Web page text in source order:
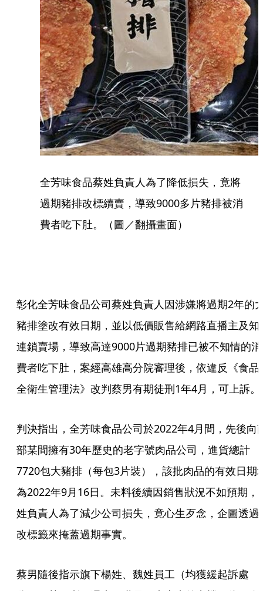
全芳味食品蔡姓負責人為了降低損失，竟將
過期豬排改標續賣，導致9000多片豬排被消
費者吃下肚。（圖／翻攝畫面）
彰化全芳味食品公司蔡姓負責人因涉嫌將過期2年的
豬排塗改有效日期，並以低價販售給網路直播主及知
連鎖賣場，導致高達9000片過期豬排已被不知情的消
費者吃下肚，案經高雄高分院審理後，依違反《食品
全衛生管理法》改判蔡男有期徒刑1年4月，可上訴。
判決指出，全芳味食品公司於2022年4月間，先後向
部某間擁有30年歷史的老字號肉品公司，進貨總計
7720包大豬排（每包3片裝），該批肉品的有效日期
為2022年9月16日。未料後續因銷售狀況不如預期，
姓負責人為了減少公司損失，竟心生歹念，企圖透過
改標籤來掩蓋過期事實。
蔡男隨後指示旗下楊姓、魏姓員工（均獲緩起訴處